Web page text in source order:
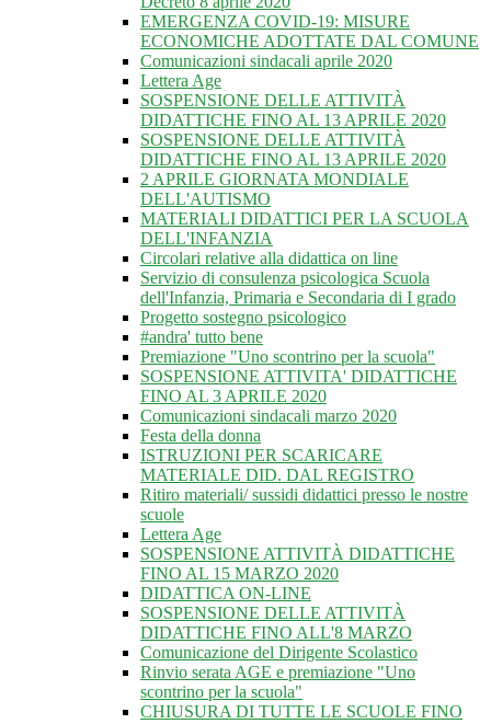
EMERGENZA COVID-19: MISURE
ECONOMICHE ADOTTATE DAL COMUNE
Comunicazioni sindacali aprile 2020
Lettera Age
SOSPENSIONE DELLE ATTIVITÀ
DIDATTICHE FINO AL 13 APRILE 2020
SOSPENSIONE DELLE ATTIVITÀ
DIDATTICHE FINO AL 13 APRILE 2020
2 APRILE GIORNATA MONDIALE
DELL'AUTISMO
MATERIALI DIDATTICI PER LA SCUOLA
DELL'INFANZIA
Circolari relative alla didattica on line
Servizio di consulenza psicologica Scuola
dell'Infanzia, Primaria e Secondaria di I grado
Progetto sostegno psicologico
#andra' tutto bene
Premiazione "Uno scontrino per la scuola"
SOSPENSIONE ATTIVITA' DIDATTICHE
FINO AL 3 APRILE 2020
Comunicazioni sindacali marzo 2020
Festa della donna
ISTRUZIONI PER SCARICARE
MATERIALE DID. DAL REGISTRO
Ritiro materiali/ sussidi didattici presso le nostre
scuole
Lettera Age
SOSPENSIONE ATTIVITÀ DIDATTICHE
FINO AL 15 MARZO 2020
DIDATTICA ON-LINE
SOSPENSIONE DELLE ATTIVITÀ
DIDATTICHE FINO ALL'8 MARZO
Comunicazione del Dirigente Scolastico
Rinvio serata AGE e premiazione "Uno
scontrino per la scuola"
CHIUSURA DI TUTTE LE SCUOLE FINO